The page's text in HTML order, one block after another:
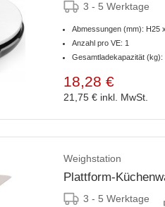
3 - 5 Werktage
Abmessungen (mm): H25
Anzahl pro VE: 1
Gesamtladekapazität (kg):
18,28 €
21,75 € inkl. MwSt.
Weighstation
Plattform-
3 - 5 Werktage